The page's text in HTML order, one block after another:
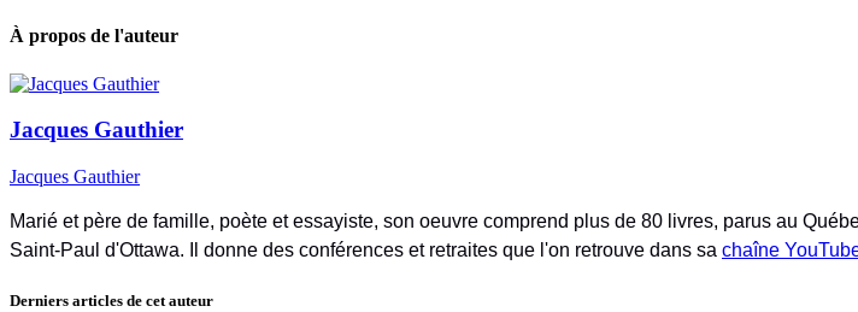
À propos de l'auteur
Jacques Gauthier
Jacques Gauthier
Marié et père de famille, poète et essayiste, son oeuvre comprend plus de 80 livres, parus au
Saint-Paul d'Ottawa. Il donne des conférences et retraites que l'on retrouve dans sa chaîne
Derniers articles de cet auteur